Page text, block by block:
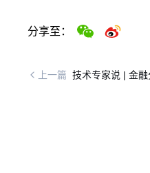
分享至：
上一篇 技术专家说 | 金